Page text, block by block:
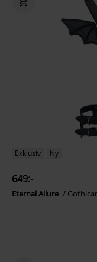
Exklusiv Ny
649:-
Eternal Allure